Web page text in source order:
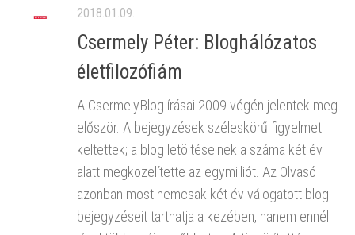
2018.01.09.
Csermely Péter: Bloghálózatos
életfilozófiám
A Cser­mely­Blog írá­sai 2009 végén je­len­tek meg
elő­ször. A be­jegy­zé­sek szé­les­kö­rű fi­gyel­met
kel­tet­tek; a blog le­töl­té­se­i­nek a száma két év
alatt meg­kö­ze­lí­tet­te az egy­mil­li­ót. Az Ol­va­só
azon­ban most nem­csak két év vá­lo­ga­tott blog­
be­jegy­zé­se­it tart­hat­ja a ke­zé­ben, hanem ennél